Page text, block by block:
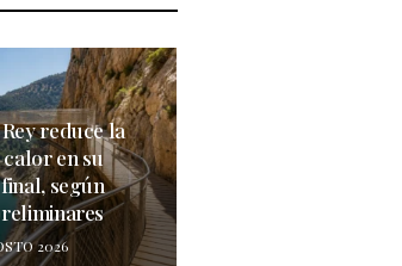
reduce la
en su
según
2026